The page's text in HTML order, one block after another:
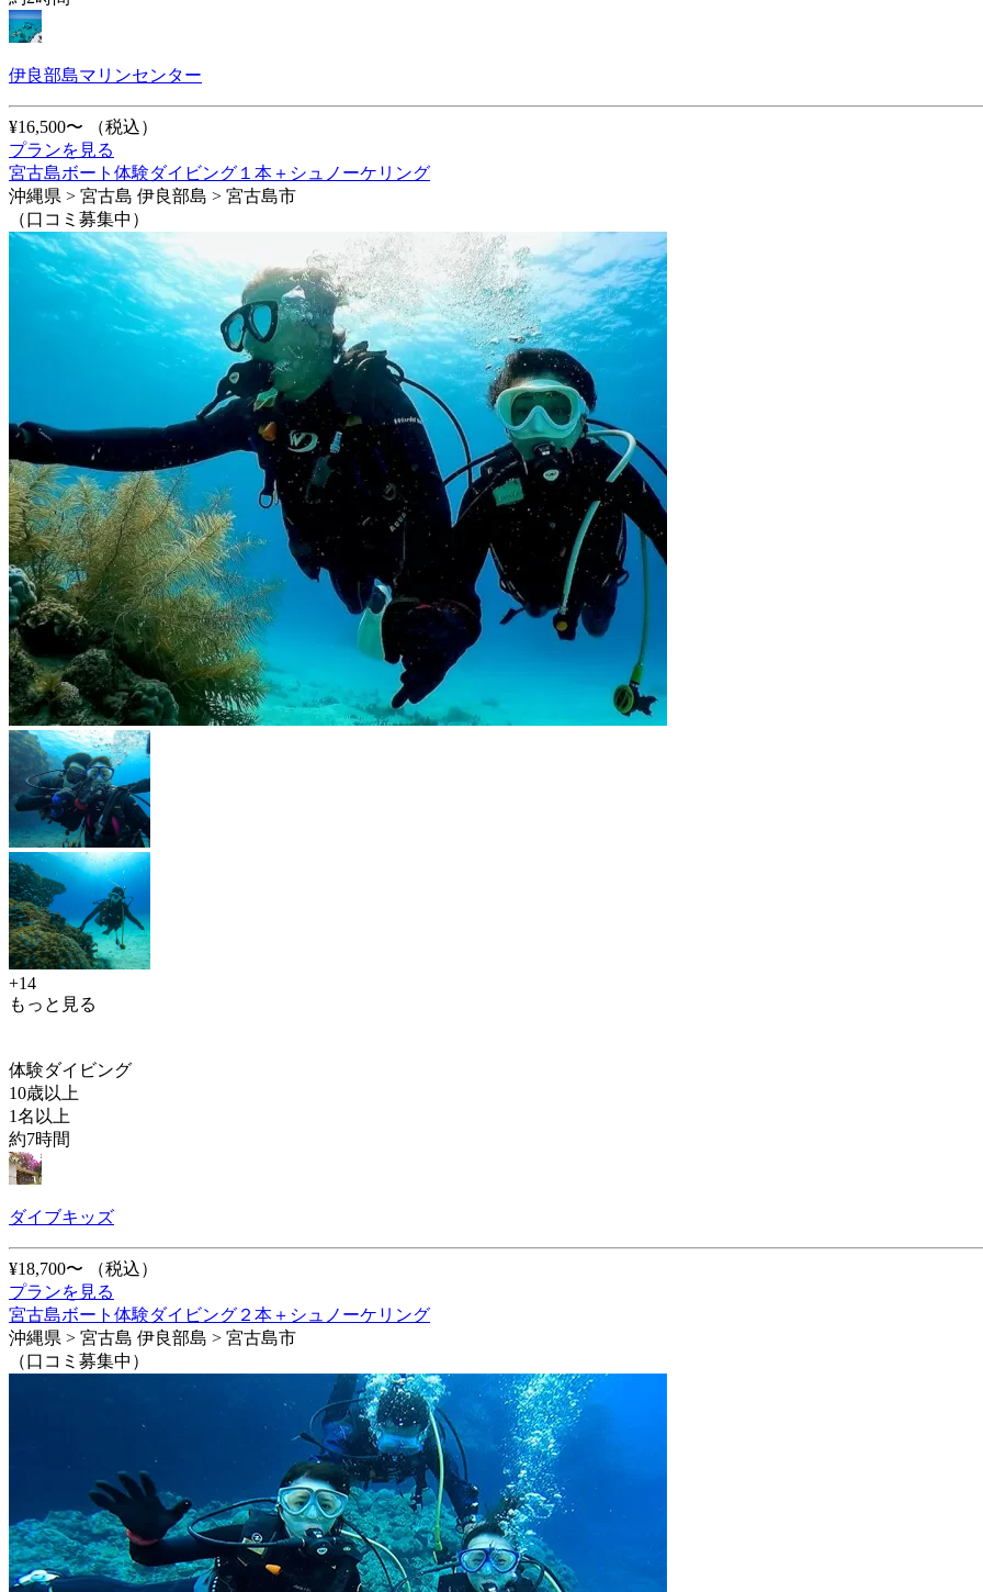
伊良部島マリンセンター
¥16,500〜
（税込）
プランを見る
宮古島ボート体験ダイビング１本＋シュノーケリング
沖縄県 > 宮古島 伊良部島 > 宮古島市
（口コミ募集中）
+14
もっと見る
体験ダイビング
10歳以上
1名以上
約7時間
ダイブキッズ
¥18,700〜
（税込）
プランを見る
宮古島ボート体験ダイビング２本＋シュノーケリング
沖縄県 > 宮古島 伊良部島 > 宮古島市
（口コミ募集中）